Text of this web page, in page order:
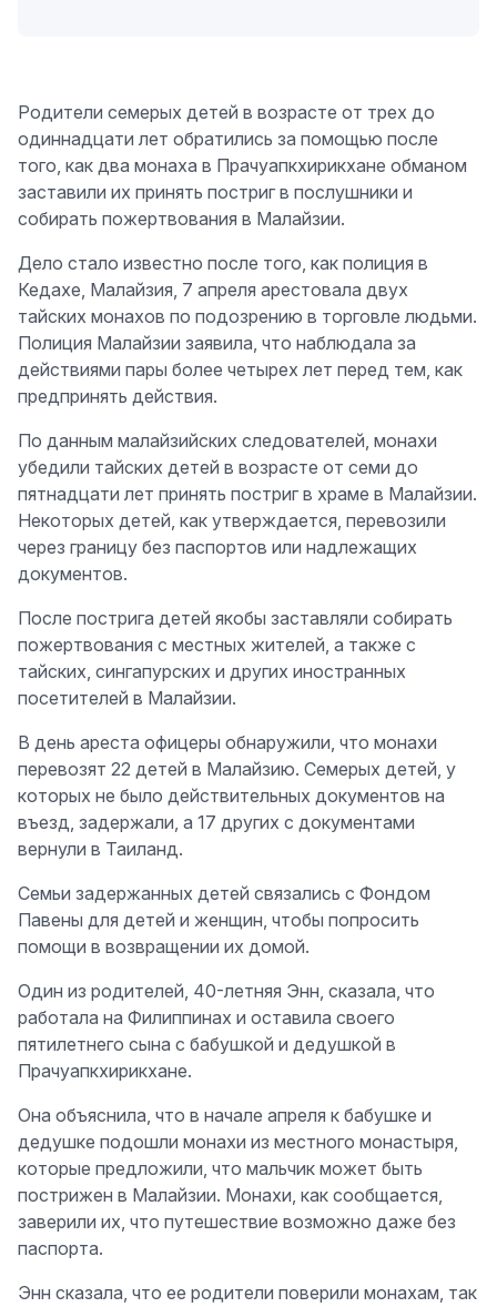
Родители семерых детей в возрасте от трех до
одиннадцати лет обратились за помощью после
того, как два монаха в Прачуапкхирикхане обманом
заставили их принять постриг в послушники и
собирать пожертвования в Малайзии.
Дело стало известно после того, как полиция в
Кедахе, Малайзия, 7 апреля арестовала двух
тайских монахов по подозрению в торговле людьми.
Полиция Малайзии заявила, что наблюдала за
действиями пары более четырех лет перед тем, как
предпринять действия.
По данным малайзийских следователей, монахи
убедили тайских детей в возрасте от семи до
пятнадцати лет принять постриг в храме в Малайзии.
Некоторых детей, как утверждается, перевозили
через границу без паспортов или надлежащих
документов.
После пострига детей якобы заставляли собирать
пожертвования с местных жителей, а также с
тайских, сингапурских и других иностранных
посетителей в Малайзии.
В день ареста офицеры обнаружили, что монахи
перевозят 22 детей в Малайзию. Семерых детей, у
которых не было действительных документов на
въезд, задержали, а 17 других с документами
вернули в Таиланд.
Семьи задержанных детей связались с Фондом
Павены для детей и женщин, чтобы попросить
помощи в возвращении их домой.
Один из родителей, 40-летняя Энн, сказала, что
работала на Филиппинах и оставила своего
пятилетнего сына с бабушкой и дедушкой в
Прачуапкхирикхане.
Она объяснила, что в начале апреля к бабушке и
дедушке подошли монахи из местного монастыря,
которые предложили, что мальчик может быть
пострижен в Малайзии. Монахи, как сообщается,
заверили их, что путешествие возможно даже без
паспорта.
Энн сказала, что ее родители поверили монахам, так